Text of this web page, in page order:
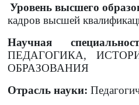
Уровень высшего
кадров высшей
Научная
ПЕДАГОГИКА,
ОБРАЗОВАНИЯ
Отрасль науки: